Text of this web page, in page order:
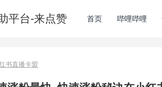
平台-来点赞 首页 哔哩哔哩
书直播卡盟